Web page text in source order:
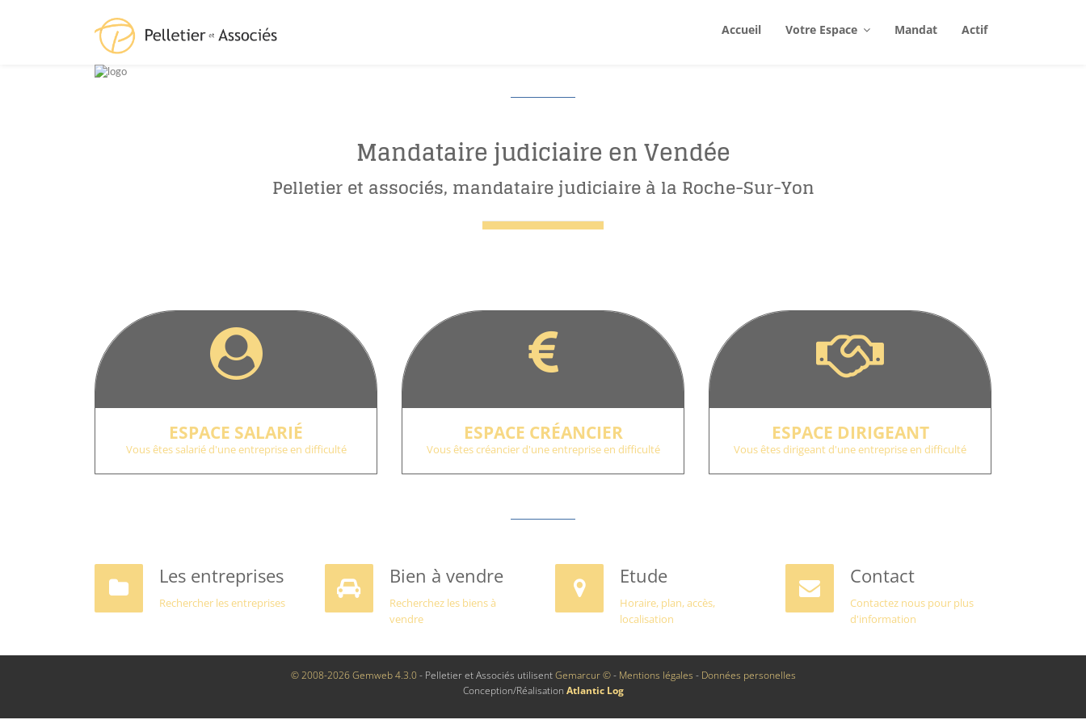
Accueil Votre Espace Mandat Actif
Mandataire judiciaire en Vendée
Pelletier et associés, mandataire judiciaire à la Roche-Sur-Yon
ESPACE SALARIÉ
Vous êtes salarié d'une entreprise en difficulté
ESPACE CRÉANCIER
Vous êtes créancier d'une entreprise en difficulté
ESPACE DIRIGEANT
Vous êtes dirigeant d'une entreprise en difficulté
Les entreprises
Rechercher les entreprises
Bien à vendre
Recherchez les biens à
vendre
Etude
Horaire, plan, accès,
localisation
Contact
Contactez nous pour plus
d'information
© 2008-2026 Gemweb 4.3.0- Pelletier et Associés utilisentGemarcur ©- Mentions légales - Données personelles
Conception/Réalisation Atlantic Log